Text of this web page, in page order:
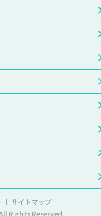
サイトマップ
Rights Reserved.